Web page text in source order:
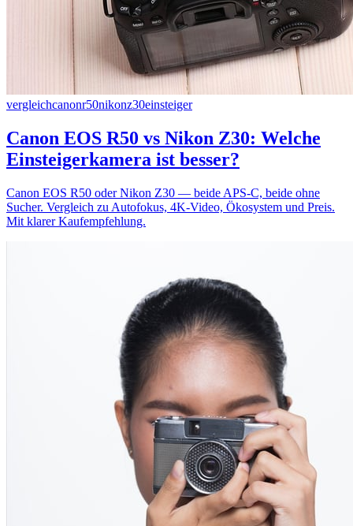
vergleichcanonr50nikonz30einsteiger
Canon EOS R50 vs Nikon Z30: Welche
Einsteigerkamera ist besser?
Canon EOS R50 oder Nikon Z30 — beide APS-C, beide ohne
Sucher. Vergleich zu Autofokus, 4K-Video, Ökosystem und Preis.
Mit klarer Kaufempfehlung.